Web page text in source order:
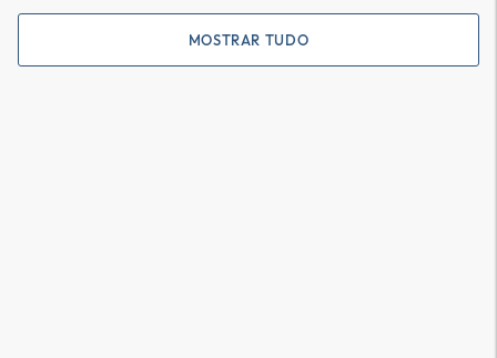
MOSTRAR TUDO